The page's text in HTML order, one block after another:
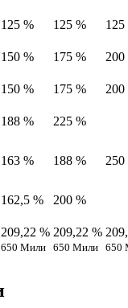
125 % 125 %
125
150 % 175 %
200
150 % 175 %
200
188 %
225 %
163 % 188 % 250
162,5 %
200 %
209,22 %
650 Мили
209,22 %
650 Мили 650